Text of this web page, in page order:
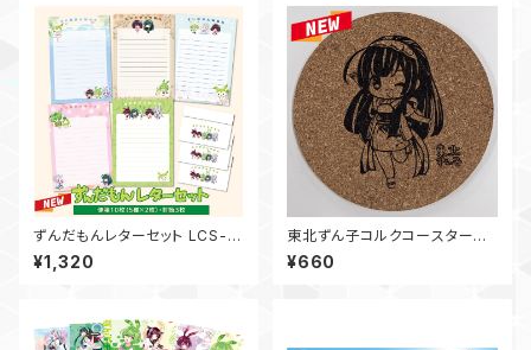
ずんだもんレターセット LCS-L
TS-K01
¥1,320
東北ずん子コルクコースター L
CS-CK-CT90ZK01
¥660